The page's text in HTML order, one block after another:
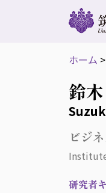
ホーム >
鈴
ビジ
研究者